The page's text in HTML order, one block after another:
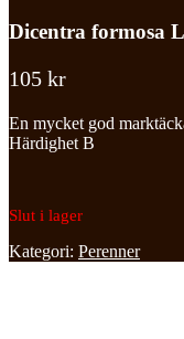
Dicentra formosa
105 kr
En mycket god
Härdighet B
Slut i lager
Kategori: Perenner